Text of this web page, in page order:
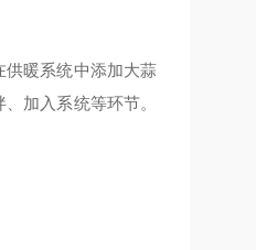
供暖系统中添加大蒜
加入系统等环节。